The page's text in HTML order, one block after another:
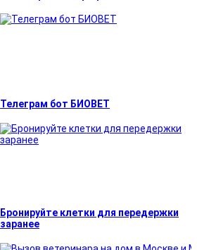
Телеграм бот БИОВЕТ
Бронируйте клетки для передержки
заранее